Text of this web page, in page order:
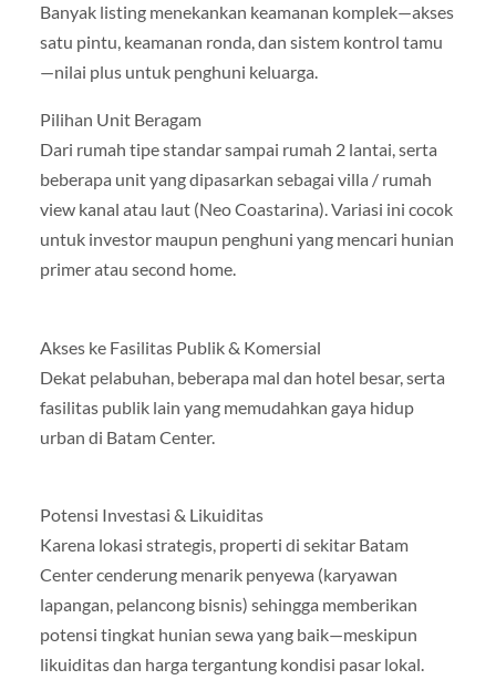
Banyak listing menekankan keamanan komplek—akses
satu pintu, keamanan ronda, dan sistem kontrol tamu
—nilai plus untuk penghuni keluarga.
Pilihan Unit Beragam
Dari rumah tipe standar sampai rumah 2 lantai, serta
beberapa unit yang dipasarkan sebagai villa / rumah
view kanal atau laut (Neo Coastarina). Variasi ini cocok
untuk investor maupun penghuni yang mencari hunian
primer atau second home.
Akses ke Fasilitas Publik & Komersial
Dekat pelabuhan, beberapa mal dan hotel besar, serta
fasilitas publik lain yang memudahkan gaya hidup
urban di Batam Center.
Potensi Investasi & Likuiditas
Karena lokasi strategis, properti di sekitar Batam
Center cenderung menarik penyewa (karyawan
lapangan, pelancong bisnis) sehingga memberikan
potensi tingkat hunian sewa yang baik—meskipun
likuiditas dan harga tergantung kondisi pasar lokal.